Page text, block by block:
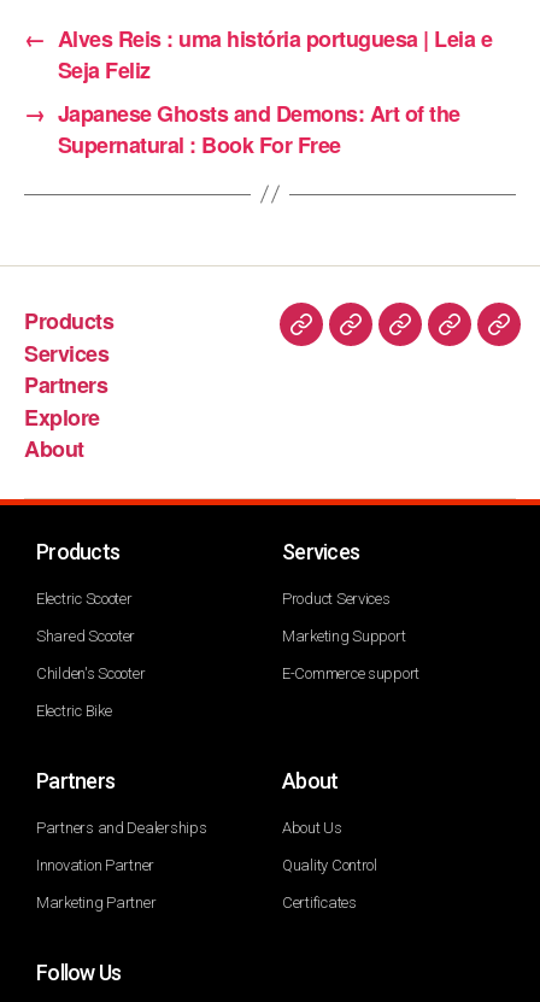
← Alves Reis : uma história portuguesa | Leia e
Seja Feliz
→ Japanese Ghosts and Demons: Art of the
Supernatural : Book For Free
Products
Services
Partners
Explore
About
Products
Electric Scooter
Shared Scooter
Childen's Scooter
Electric Bike
Services
Product Services
Marketing Support
E-Commerce support
Partners
Partners and Dealerships
Innovation Partner
Marketing Partner
About
About Us
Quality Control
Certificates
Follow Us